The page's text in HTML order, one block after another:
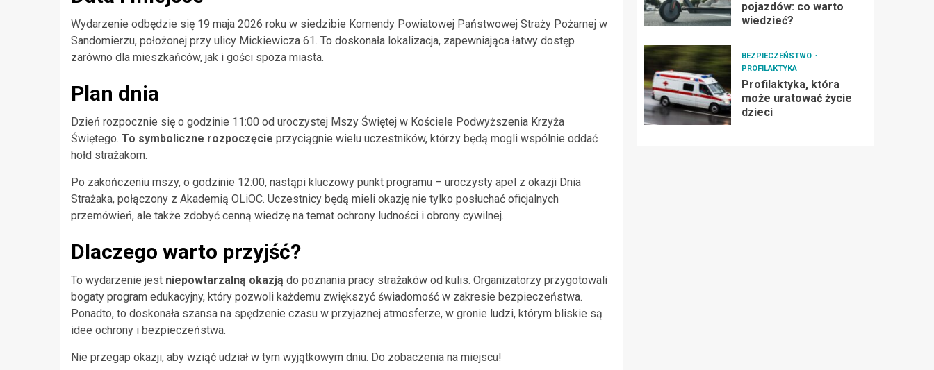
Wydarzenie odbędzie się 19 maja 2026 roku w siedzibie Komendy Powiatowej Państwowej Straży Pożarnej w
Sandomierzu, położonej przy ulicy Mickiewicza 61. To doskonała lokalizacja, zapewniająca łatwy dostęp
zarówno dla mieszkańców, jak i gości spoza miasta.
Plan dnia
Dzień rozpocznie się o godzinie 11:00 od uroczystej Mszy Świętej w Kościele Podwyższenia Krzyża
Świętego. To symboliczne rozpoczęcie przyciągnie wielu uczestników, którzy będą mogli wspólnie oddać
hołd strażakom.
Po zakończeniu mszy, o godzinie 12:00, nastąpi kluczowy punkt programu – uroczysty apel z okazji Dnia
Strażaka, połączony z Akademią OLiOC. Uczestnicy będą mieli okazję nie tylko posłuchać oficjalnych
przemówień, ale także zdobyć cenną wiedzę na temat ochrony ludności i obrony cywilnej.
Dlaczego warto przyjść?
To wydarzenie jest niepowtarzalną okazją do poznania pracy strażaków od kulis. Organizatorzy przygotowali
bogaty program edukacyjny, który pozwoli każdemu zwiększyć świadomość w zakresie bezpieczeństwa.
Ponadto, to doskonała szansa na spędzenie czasu w przyjaznej atmosferze, w gronie ludzi, którym bliskie są
idee ochrony i bezpieczeństwa.
Nie przegap okazji, aby wziąć udział w tym wyjątkowym dniu. Do zobaczenia na miejscu!
pojazdów: co warto
wiedzieć?
BEZPIECZEŃSTWO
PROFILAKTYKA
Profilaktyka, która
może uratować życie
dzieci